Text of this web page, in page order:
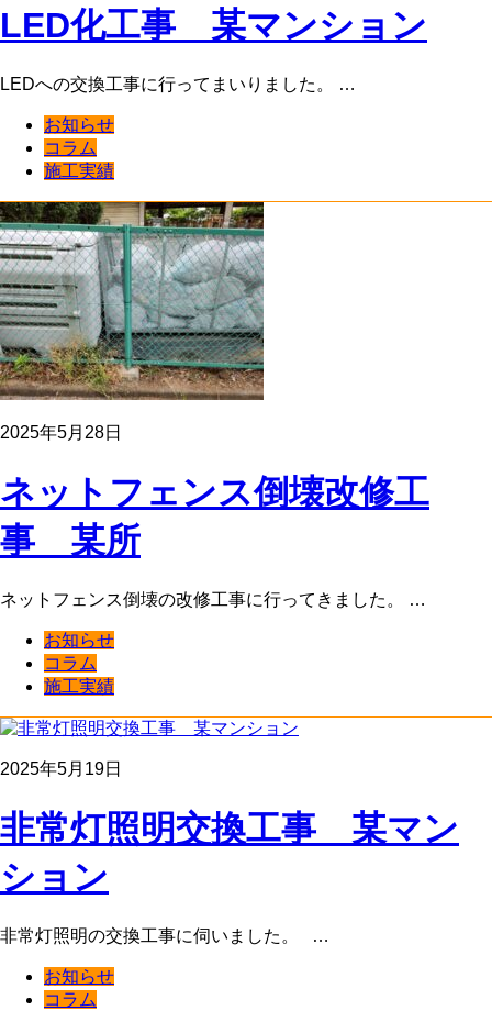
LED化工事 某マンション
LEDへの交換工事に行ってまいりました。 …
お知らせ
コラム
施工実績
2025年5月28日
ネットフェンス倒壊改修工
事 某所
ネットフェンス倒壊の改修工事に行ってきました。 …
お知らせ
コラム
施工実績
2025年5月19日
非常灯照明交換工事 某マン
ション
非常灯照明の交換工事に伺いました。 …
お知らせ
コラム